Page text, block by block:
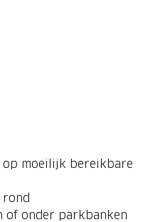
op moeilijk bereikbare
rond
of onder parkbanken